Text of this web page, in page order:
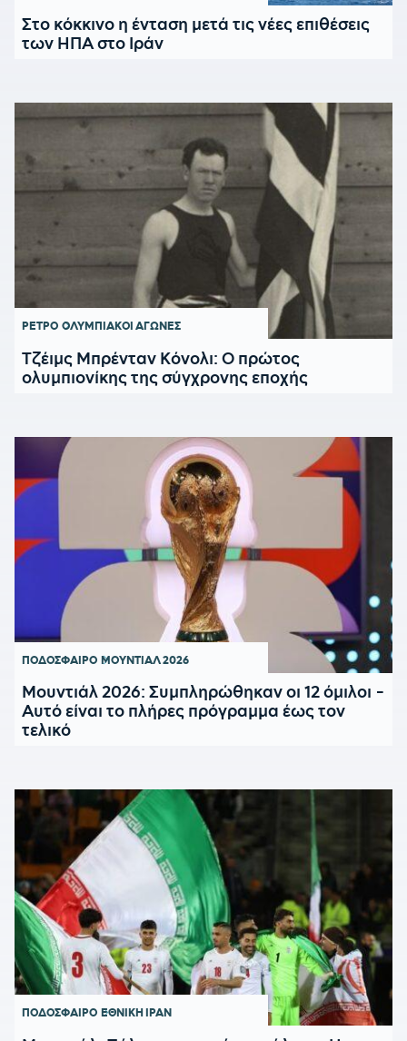
Στο κόκκινο η ένταση μετά τις νέες επιθέσεις
των ΗΠΑ στο Ιράν
ΡΕΤΡΟ ΟΛΥΜΠΙΑΚΟΙ ΑΓΩΝΕΣ
Τζέιμς Μπρένταν Κόνολι: Ο πρώτος
ολυμπιονίκης της σύγχρονης εποχής
ΠΟΔΟΣΦΑΙΡΟ ΜΟΥΝΤΙΑΛ 2026
Μουντιάλ 2026: Συμπληρώθηκαν οι 12 όμιλοι -
Αυτό είναι το πλήρες πρόγραμμα έως τον
τελικό
ΠΟΔΟΣΦΑΙΡΟ ΕΘΝΙΚΗ ΙΡΑΝ